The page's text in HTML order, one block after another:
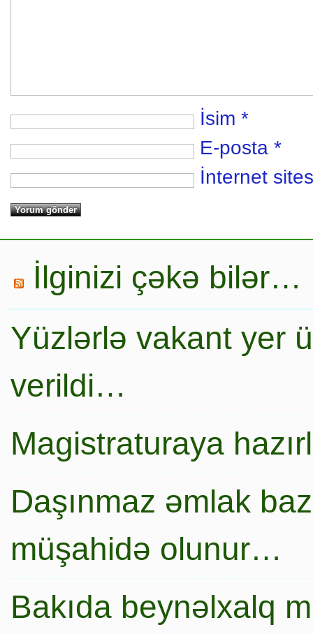
İsim *
E-posta *
İnternet
İlginizi çəkə bilər…
Yüzlərlə vakant yer
verildi…
Magistraturaya
Daşınmaz əmlak
müşahidə olunur…
Bakıda beynəlxalq